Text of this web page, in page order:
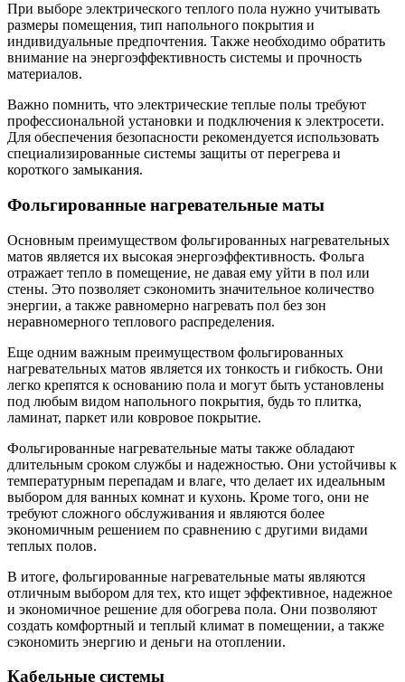
При выборе электрического теплого пола нужно учитывать
размеры помещения, тип напольного покрытия и
индивидуальные предпочтения. Также необходимо обратить
внимание на энергоэффективность системы и прочность
материалов.
Важно помнить, что электрические теплые полы требуют
профессиональной установки и подключения к электросети.
Для обеспечения безопасности рекомендуется использовать
специализированные системы защиты от перегрева и
короткого замыкания.
Фольгированные нагревательные маты
Основным преимуществом фольгированных нагревательных
матов является их высокая энергоэффективность. Фольга
отражает тепло в помещение, не давая ему уйти в пол или
стены. Это позволяет сэкономить значительное количество
энергии, а также равномерно нагревать пол без зон
неравномерного теплового распределения.
Еще одним важным преимуществом фольгированных
нагревательных матов является их тонкость и гибкость. Они
легко крепятся к основанию пола и могут быть установлены
под любым видом напольного покрытия, будь то плитка,
ламинат, паркет или ковровое покрытие.
Фольгированные нагревательные маты также обладают
длительным сроком службы и надежностью. Они устойчивы к
температурным перепадам и влаге, что делает их идеальным
выбором для ванных комнат и кухонь. Кроме того, они не
требуют сложного обслуживания и являются более
экономичным решением по сравнению с другими видами
теплых полов.
В итоге, фольгированные нагревательные маты являются
отличным выбором для тех, кто ищет эффективное, надежное
и экономичное решение для обогрева пола. Они позволяют
создать комфортный и теплый климат в помещении, а также
сэкономить энергию и деньги на отоплении.
Кабельные системы